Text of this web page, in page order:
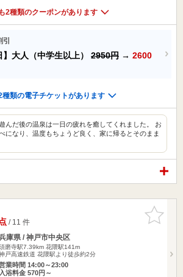
2種類のクーポンがあります
】大人（中学生以上） 2950円 → 2600
種類の電子チケットがあります
んだ後の温泉は一日の疲れを癒してくれました。 お
になり、温度もちょうど良く、家に帰るとそのまま
お気に入
りに追加
/ 11 件
庫県 / 神戸市中央区
磨寺駅7.39km 花隈駅141m
戸高速鉄道 花隈駅より徒歩約2分
業時間 14:00～23:00
入浴料金 570円～